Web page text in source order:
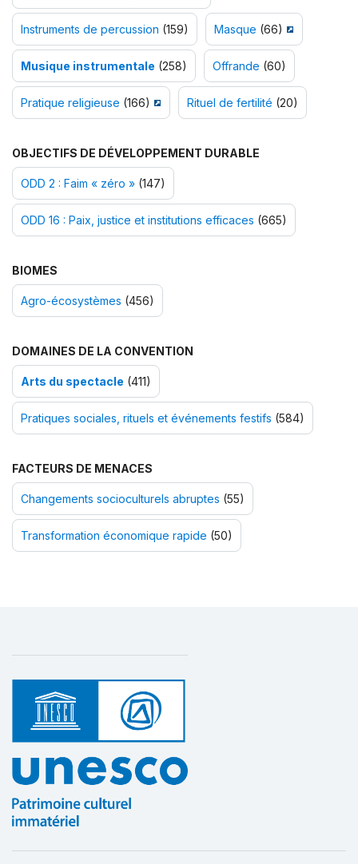
Instruments de percussion (159) Masque (66)
Musique instrumentale (258) Offrande (60)
Pratique religieuse (166) Rituel de fertilité (20)
OBJECTIFS DE DÉVELOPPEMENT DURABLE
ODD 2 : Faim « zéro » (147)
ODD 16 : Paix, justice et institutions efficaces (665)
BIOMES
Agro-écosystèmes (456)
DOMAINES DE LA CONVENTION
Arts du spectacle (411)
Pratiques sociales, rituels et événements festifs (584)
FACTEURS DE MENACES
Changements socioculturels abruptes (55)
Transformation économique rapide (50)